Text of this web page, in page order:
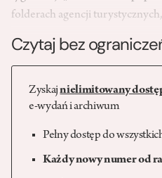
folderach agencji
Czytaj bez
Zyskajnielimitowany
e-wydań i archiwum
Pełny dostęp do
Każdy nowy numer od